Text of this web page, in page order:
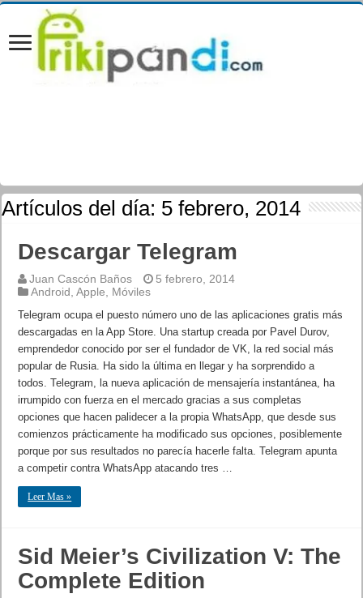
Artículos del día: 5 febrero, 2014
Descargar Telegram
Juan Cascón Baños
5 febrero, 2014
Android ,Apple Móviles
Telegram ocupa el puesto número uno de las aplicaciones gratis más
descargadas en la App Store. Una startup creada por Pavel Durov,
emprendedor conocido por ser el fundador de VK, la red social más
popular de Rusia. Ha sido la última en llegar y ha sorprendido a
todos. Telegram, la nueva aplicación de mensajería instantánea, ha
irrumpido con fuerza en el mercado gracias a sus completas
opciones que hacen palidecer a la propia WhatsApp, que desde sus
comienzos prácticamente ha modificado sus opciones, posiblemente
porque por sus resultados no parecía hacerle falta. Telegram apunta
a competir contra WhatsApp atacando tres …
Leer Mas »
Sid Meier’s Civilization V: The
Complete Edition